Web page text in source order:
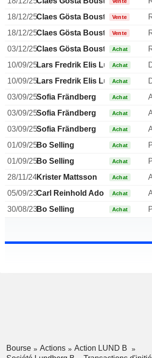
18/12/25Claes Gösta BoustedtVente
18/12/25Claes Gösta BoustedtVente
03/12/25Claes Gösta BoustedtAchat
10/09/25Lars Fredrik Elis Lundberg
Achat
10/09/25Lars Fredrik Elis Lundberg
Achat
03/09/25Sofia Frändberg Achat
03/09/25Sofia Frändberg Achat
03/09/25Sofia Frändberg Achat
01/09/25Bo Selling Achat
01/09/25Bo Selling Achat
28/11/24Krister Mattsson Achat
05/09/23Carl Reinhold Adolf Bennet
Achat
30/08/23Bo Selling Achat
Bourse Actions
Action LUND B